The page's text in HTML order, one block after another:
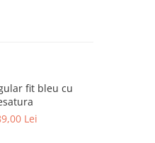
fit bleu cu
Lei